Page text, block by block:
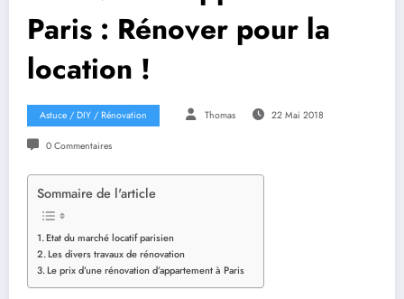
Paris : Rénover pour la
location !
Astuce / DIY / Rénovation Thomas 22 Mai 2018
0 Commentaires
Sommaire de l'article
Etat du marché locatif parisien
Les divers travaux de rénovation
Le prix d’une rénovation d’appartement à Paris